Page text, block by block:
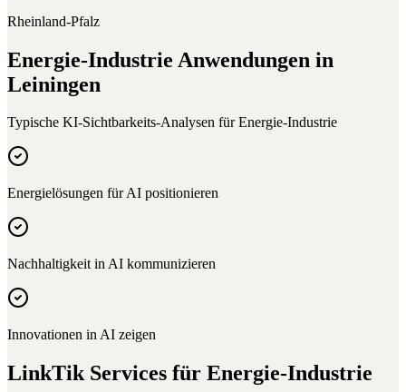
Rheinland-Pfalz
Energie-Industrie Anwendungen in
Leiningen
Typische KI-Sichtbarkeits-Analysen fürEnergie-Industrie
Energielösungen für AI positionieren
Nachhaltigkeit in AI kommunizieren
Innovationen in AI zeigen
LinkTik Services für Energie-Industrie